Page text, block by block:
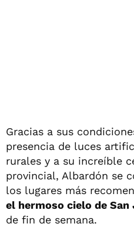
Gracias a sus
presencia de luces
rurales y a su increíble
provincial, Albardón se
los lugares más
el hermoso cielo de San
de fin de semana.